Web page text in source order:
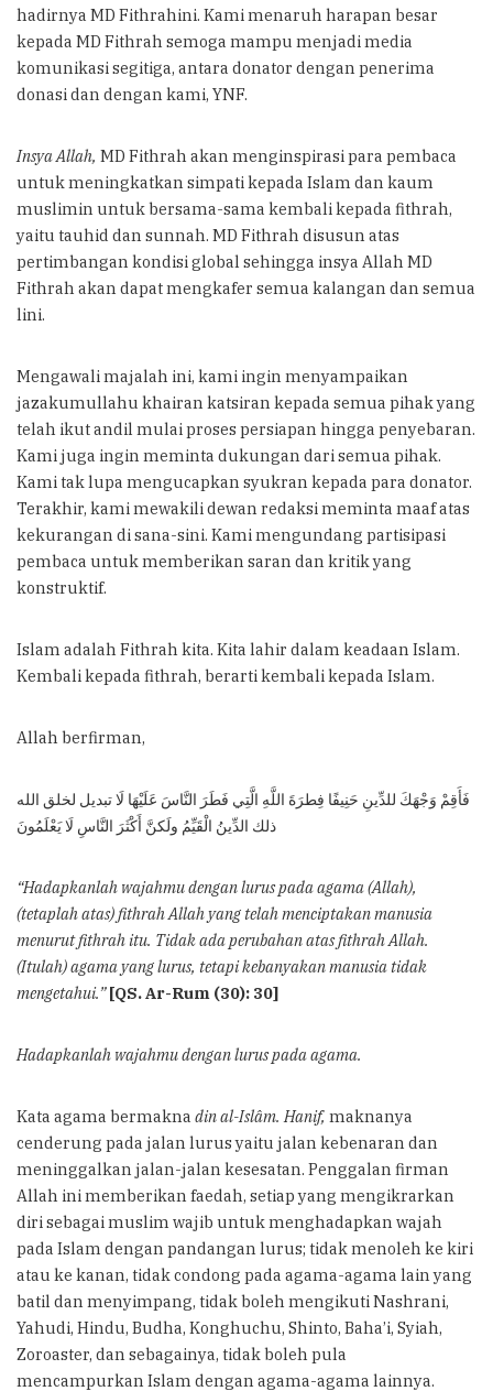
hadirnya MD Fithrahini. Kami menaruh harapan besar
kepada MD Fithrah semoga mampu menjadi media
komunikasi segitiga, antara donator dengan penerima
donasi dan dengan kami, YNF.
Insya Allah, MD Fithrah akan menginspirasi para pembaca
untuk meningkatkan simpati kepada Islam dan kaum
muslimin untuk bersama-sama kembali kepada fithrah,
yaitu tauhid dan sunnah. MD Fithrah disusun atas
pertimbangan kondisi global sehingga insya Allah MD
Fithrah akan dapat mengkafer semua kalangan dan semua
lini.
Mengawali majalah ini, kami ingin menyampaikan
jazakumullahu khairan katsiran kepada semua pihak yang
telah ikut andil mulai proses persiapan hingga penyebaran.
Kami juga ingin meminta dukungan dari semua pihak.
Kami tak lupa mengucapkan syukran kepada para donator.
Terakhir, kami mewakili dewan redaksi meminta maaf atas
kekurangan di sana-sini. Kami mengundang partisipasi
pembaca untuk memberikan saran dan kritik yang
konstruktif.
Islam adalah Fithrah kita. Kita lahir dalam keadaan Islam.
Kembali kepada fithrah, berarti kembali kepada Islam.
Allah berfirman,
فَأَقِمْ وَجْهَكَ للدِّينِ حَنِيفًا فِطرَةَ اللَّهِ الَّتِي فَطَرَ النَّاسَ عَلَيْهَا لَا تبديل لخلق الله
ذلك الدِّينُ الْقَيِّمُ ولَكنَّ أَكْثَرَ النَّاسِ لَا يَعْلَمُونَ
“Hadapkanlah wajahmu dengan lurus pada agama (Allah),
(tetaplah atas) fithrah Allah yang telah menciptakan manusia
menurut fithrah itu. Tidak ada perubahan atas fithrah Allah.
(Itulah) agama yang lurus, tetapi kebanyakan manusia tidak
mengetahui.” [QS. Ar-Rum (30): 30]
Hadapkanlah wajahmu dengan lurus pada agama.
Kata agama bermakna din al-Islâm. Hanif, maknanya
cenderung pada jalan lurus yaitu jalan kebenaran dan
meninggalkan jalan-jalan kesesatan. Penggalan firman
Allah ini memberikan faedah, setiap yang mengikrarkan
diri sebagai muslim wajib untuk menghadapkan wajah
pada Islam dengan pandangan lurus; tidak menoleh ke kiri
atau ke kanan, tidak condong pada agama-agama lain yang
batil dan menyimpang, tidak boleh mengikuti Nashrani,
Yahudi, Hindu, Budha, Konghuchu, Shinto, Baha’i, Syiah,
Zoroaster, dan sebagainya, tidak boleh pula
mencampurkan Islam dengan agama-agama lainnya.